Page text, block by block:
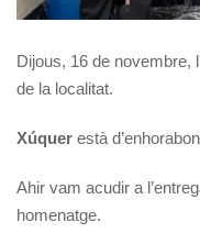
Dijous, 16 de novembre,
de la localitat.
Xúquer està
Ahir vam acudir a
homenatge.